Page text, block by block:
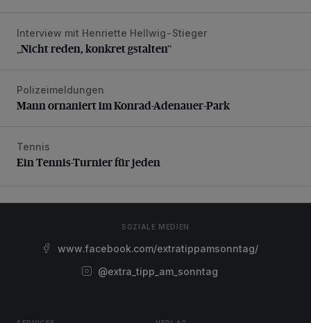
„Nicht reden, konkret gstalten“
Interview mit Henriette Hellwig-Stieger
„Nicht reden, konkret gstalten“
Mann ornaniert im Konrad-Adenauer-Park
Polizeimeldungen
Mann ornaniert im Konrad-Adenauer-Park
Ein Tennis-Turnier für jeden
Tennis
Ein Tennis-Turnier für jeden
SOZIALE MEDIEN
www.facebook.com/extratippamsonntag/
@extra_tipp_am_sonntag